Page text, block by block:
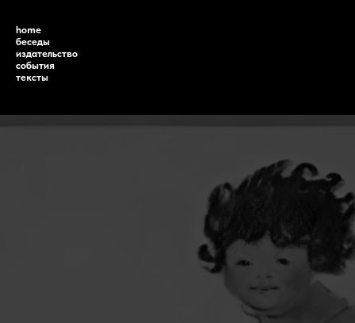
home
беседы
издательство
события
тексты